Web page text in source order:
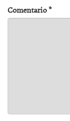
Comentario*